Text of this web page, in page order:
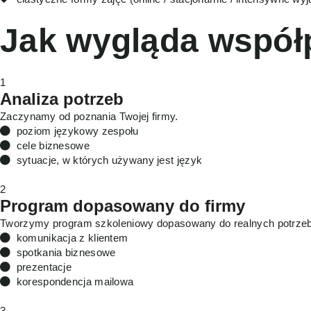
Jak wygląda
1
Analiza potrzeb
Zaczynamy od poznania Twojej firmy.
poziom językowy zespołu
cele biznesowe
sytuacje, w których używany jest język
2
Program dopasowany do firmy
Tworzymy program szkoleniowy dopasowany do realnych
komunikacja z klientem
spotkania biznesowe
prezentacje
korespondencja mailowa